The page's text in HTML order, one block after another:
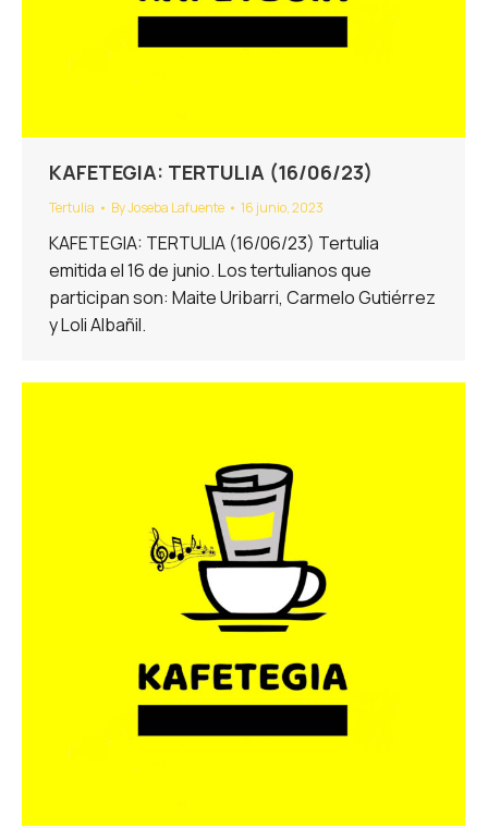
KAFETEGIA: TERTULIA (16/06/23)
Tertulia ByJoseba Lafuente 16 junio, 2023
KAFETEGIA: TERTULIA (16/06/23) Tertulia
emitida el 16 de junio. Los tertulianos que
participan son: Maite Uribarri, Carmelo Gutiérrez
y Loli Albañil.